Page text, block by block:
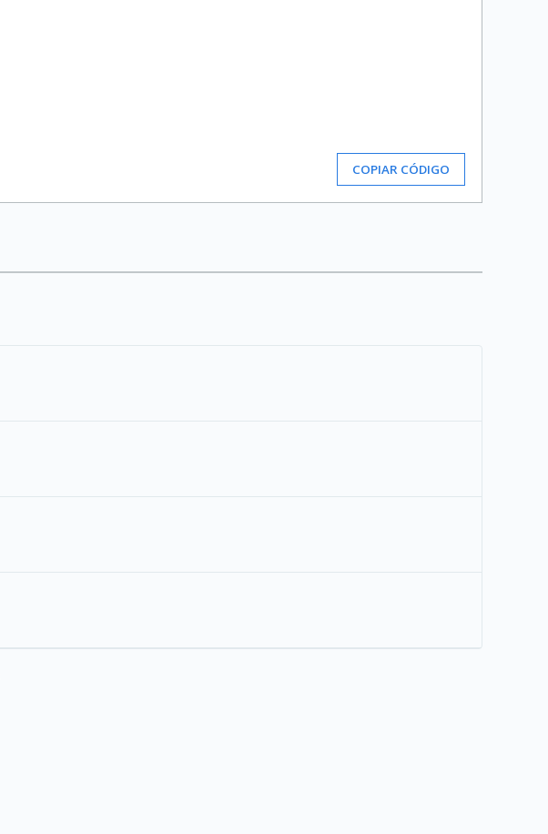
COPIAR CÓDIGO